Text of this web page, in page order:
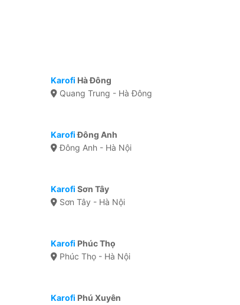
Karofi Hà Đông
Quang Trung - Hà Đông
KarofiĐông Anh
Đông Anh - Hà Nội
Karofi Sơn Tây
Sơn Tây - Hà Nội
Karofi Phúc Thọ
Phúc Thọ - Hà Nội
Karofi Phú Xuyên